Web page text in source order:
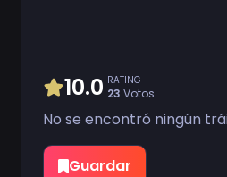
10.0 RATING
23 Votos
No se encontró ningún
Guardar